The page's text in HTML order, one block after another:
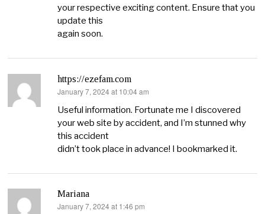
your respective exciting content. Ensure that you
update this
again soon.
https://ezefam.com
says:
January 7, 2024 at 10:04 am
Useful information. Fortunate me I discovered
your web site by accident, and I’m stunned why
this accident
didn’t took place in advance! I bookmarked it.
Mariana
says:
January 7, 2024 at 1:46 pm